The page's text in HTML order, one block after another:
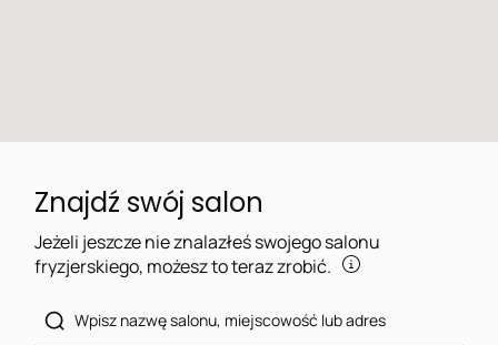
Znajdź swój salon
Jeżeli jeszcze nie znalazłeś swojego salonu
fryzjerskiego, możesz to teraz zrobić.